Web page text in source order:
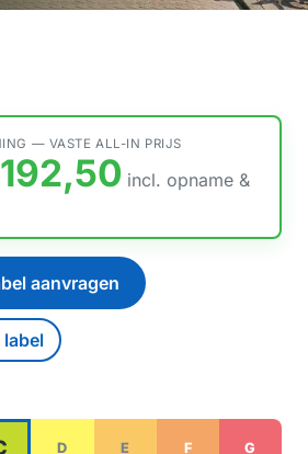
— VASTE ALL-IN PRIJS
incl. opname &
aanvragen
label
D E F G